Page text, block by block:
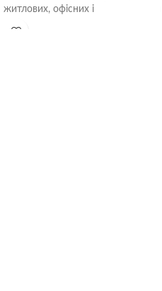
житлових, офісних і